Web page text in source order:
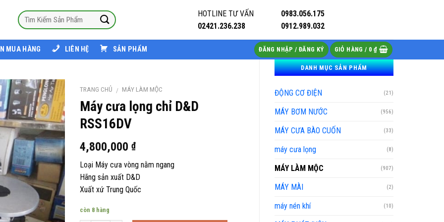
HOTLINE TƯ VẤN
02421.236.238
0983.056.175
0912.989.032
MUA HÀNG LIÊN HỆ SẢN PHẨM ĐĂNG NHẬP / ĐĂNG KÝ GIỎ HÀNG / 0 ₫
DANH MỤC SẢN PHẨM
ĐỘNG CƠ ĐIỆN (21)
MÁY BƠM NƯỚC (956)
MÁY CƯA BÀO CUỐN (33)
máy cưa lọng (8)
MÁY LÀM MỘC (907)
MÁY MÀI (2)
máy nén khí (10)
TRANG CHỦ / MÁY LÀM MỘC
Máy cưa lọng chỉ D&D
RSS16DV
4,800,000 ₫
Loại Máy cưa vòng nằm ngang
Hãng sản xuất D&D
Xuất xứ Trung Quốc
còn 8 hàng